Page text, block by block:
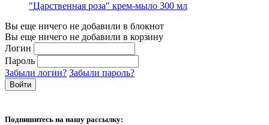
"Царственная роза" крем-мыло 300 мл
Вы еще ничего не добавили в блокнот
Вы еще ничего не добавили в корзину
Логин
Пароль
Забыли логин? Забыли пароль?
Подпишитесь на нашу рассылку: